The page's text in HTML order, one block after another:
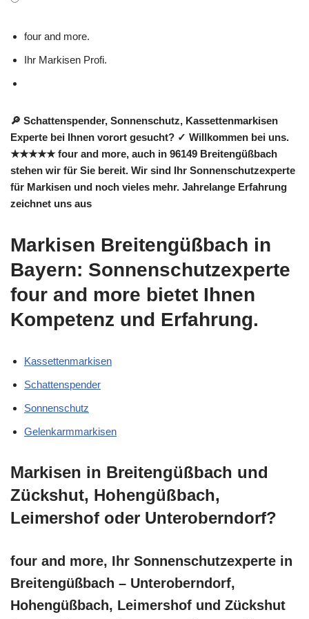
four and more.
Ihr Markisen Profi.
🔎 Schattenspender, Sonnenschutz, Kassettenmarkisen
Experte bei Ihnen vorort gesucht? ✓ Willkommen bei uns.
★★★★★ four and more, auch in 96149 Breitengüßbach
stehen wir für Sie bereit. Wir sind Ihr Sonnenschutzexperte
für Markisen und noch vieles mehr. Jahrelange Erfahrung
zeichnet uns aus
Markisen Breitengüßbach in
Bayern: Sonnenschutzexperte
four and more bietet Ihnen
Kompetenz und Erfahrung.
Kassettenmarkisen
Schattenspender
Sonnenschutz
Gelenkarmmarkisen
Markisen in Breitengüßbach und
Zückshut, Hohengüßbach,
Leimershof oder Unteroberndorf?
four and more, Ihr Sonnenschutzexperte in
Breitengüßbach – Unteroberndorf,
Hohengüßbach, Leimershof und Zückshut